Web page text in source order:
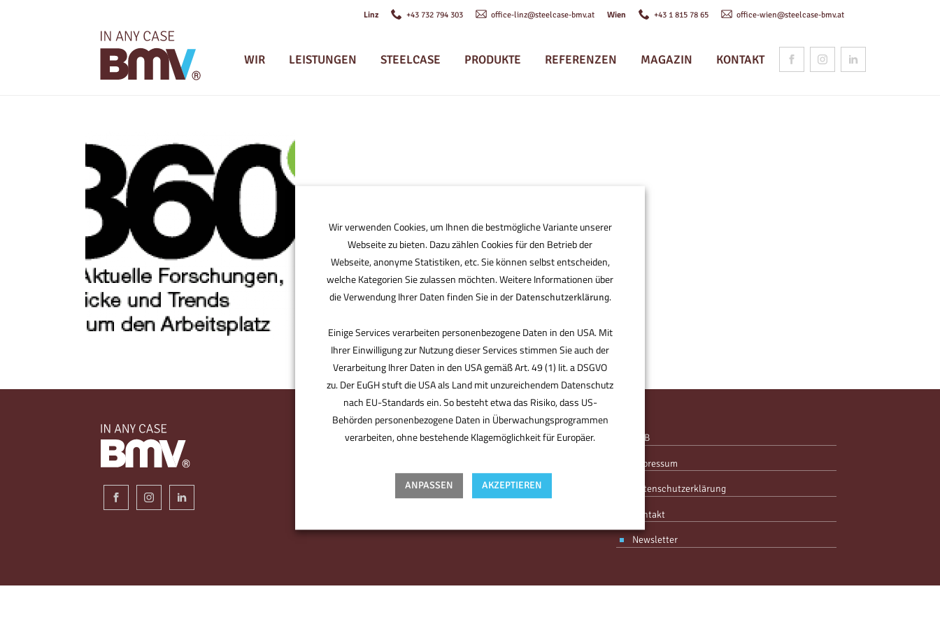
Linz +43 732 794 303 office-linz@steelcase-bmv.at Wien +43 1 815 78 65 office-wien@steelcase-bmv.at
WIR LEISTUNGEN STEELCASE PRODUKTE REFERENZEN MAGAZIN KONTAKT
BMV ist der Bürodesigner. Der Partner für den
perfekten Standort. Derjenige, der Sie optimal
von Anfang an. Ohne Kompromisse, aber mit Know-
how, Designgefühl und Erfahrung. Ihr Partner, mit
Spaß an der Arbeit.
AGB
Impressum
Datenschutzerklärung
Kontakt
Newsletter
Wir verwenden Cookies, um Ihnen die bestmögliche Variante unserer
Webseite zu bieten. Dazu zählen Cookies für den Betrieb der
Webseite, anonyme Statistiken, etc. Sie können selbst entscheiden,
welche Kategorien Sie zulassen möchten. Weitere Informationen über
die Verwendung Ihrer Daten finden Sie in der Datenschutzerklärung.
Einige Services verarbeiten personenbezogene Daten in den USA. Mit
Ihrer Einwilligung zur Nutzung dieser Services stimmen Sie auch der
Verarbeitung Ihrer Daten in den USA gemäß Art. 49 (1) lit. a DSGVO
zu. Der EuGH stuft die USA als Land mit unzureichendem Datenschutz
nach EU-Standards ein. So besteht etwa das Risiko, dass US-
Behörden personenbezogene Daten in Überwachungsprogrammen
verarbeiten, ohne bestehende Klagemöglichkeit für Europäer.
ANPASSEN AKZEPTIEREN